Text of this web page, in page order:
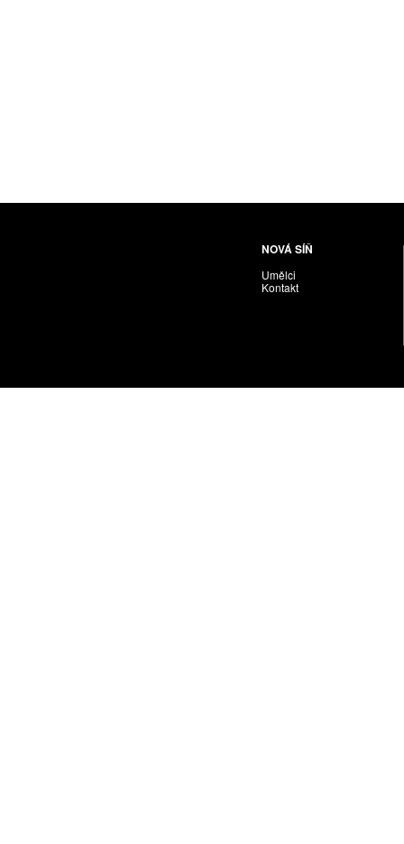
NOVÁ SÍŇ
Umělci
Kontakt